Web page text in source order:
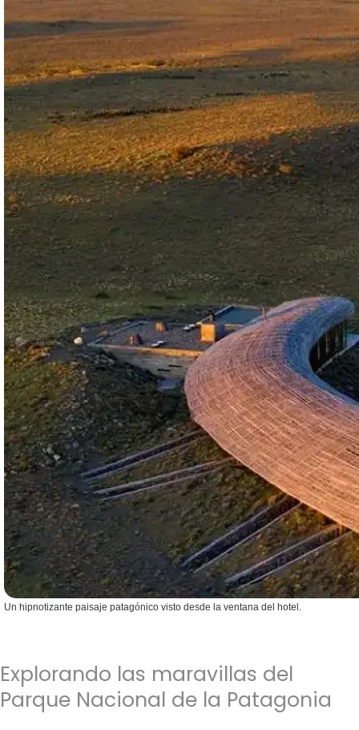
Un hipnotizante paisaje patagónico visto desde la ventana del hotel.
Explorando las maravillas del
Parque Nacional de la Patagonia